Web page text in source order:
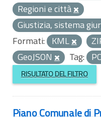
Regioni e città
Giustizia, sistema
Formati: KML
GeoJSON
Tag:
RISULTATO DEL FILTRO
Piano Comunale di